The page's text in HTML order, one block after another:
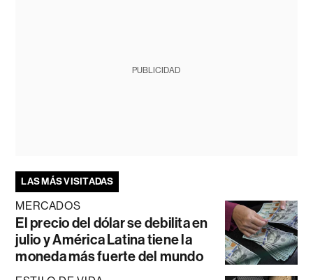
PUBLICIDAD
LAS MÁS VISITADAS
MERCADOS
El precio del dólar se debilita en
julio y América Latina tiene la
moneda más fuerte del mundo